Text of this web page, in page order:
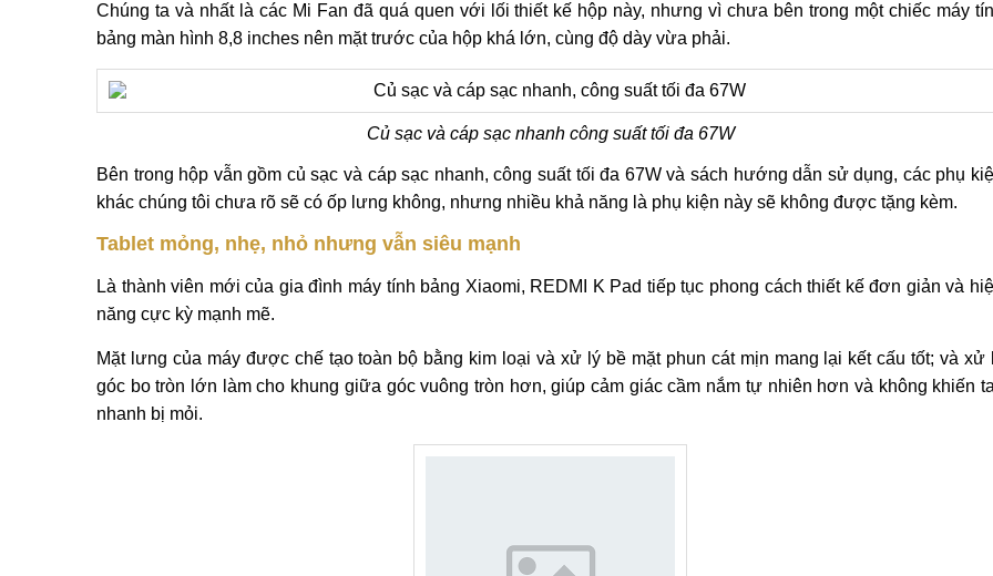
Chúng ta và nhất là các Mi Fan đã quá quen với lối thiết kế hộp này, nhưng vì chưa bên trong một chiếc máy
bảng màn hình 8,8 inches nên mặt trước của hộp khá lớn, cùng độ dày vừa phải.
Củ sạc và cáp sạc nhanh công suất tối đa 67W
Bên trong hộp vẫn gồm củ sạc và cáp sạc nhanh, công suất tối đa 67W và sách hướng dẫn sử dụng, các phụ
khác chúng tôi chưa rõ sẽ có ốp lưng không, nhưng nhiều khả năng là phụ kiện này sẽ không được tặng kèm.
Tablet mỏng, nhẹ, nhỏ nhưng vẫn siêu mạnh
Là thành viên mới của gia đình máy tính bảng Xiaomi, REDMI K Pad tiếp tục phong cách thiết kế đơn giản và
năng cực kỳ mạnh mẽ.
Mặt lưng của máy được chế tạo toàn bộ bằng kim loại và xử lý bề mặt phun cát mịn mang lại kết cấu tốt; và xử
góc bo tròn lớn làm cho khung giữa góc vuông tròn hơn, giúp cảm giác cầm nắm tự nhiên hơn và không khiến
nhanh bị mỏi.